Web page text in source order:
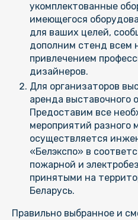
укомплектованные
имеющегося
для ваших целей,
дополним стенд всем
привлечением
дизайнеров.
Для организаторов
аренда выставочного
Предоставим все
мероприятий
осуществляется
«Белэкспо» в
пожарной и
принятыми на
Беларусь.
Правильно выбранное и